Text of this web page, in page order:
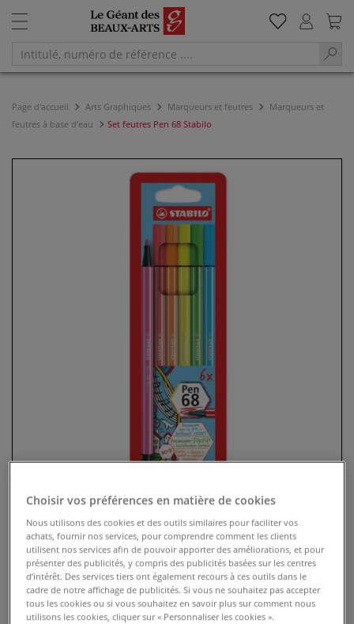
Page d'accueil Arts Graphiques Marqueurs et feutres
Marqueurs et
feutres à base d'eau
Set feutres Pen 68 Stabilo
Set feutres Pen 68 Stabilo
0 Commentaires
Pointe ogive robuste d’1 mm d’épaisseur. Encre inodore à
Choisir vos préférences en matière de cookies
Nous utilisons des cookies et des outils similaires pour faciliter vos
achats, fournir nos services, pour comprendre comment les clients
utilisent nos services afin de pouvoir apporter des améliorations, et pour
présenter des publicités, y compris des publicités basées sur les centres
d’intérêt. Des services tiers ont également recours à ces outils dans le
cadre de notre affichage de publicités. Si vous ne souhaitez pas accepter
tous les cookies ou si vous souhaitez en savoir plus sur comment nous
utilisons les cookies, cliquer sur « Personnaliser les cookies ».